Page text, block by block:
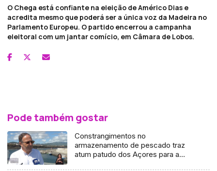
O Chega está confiante na eleição de Américo Dias e
acredita mesmo que poderá ser a única voz da Madeira no
Parlamento Europeu. O partido encerrou a campanha
eleitoral com um jantar comício, em Câmara de Lobos.
Pode também gostar
Constrangimentos no
armazenamento de pescado traz
atum patudo dos Açores para a